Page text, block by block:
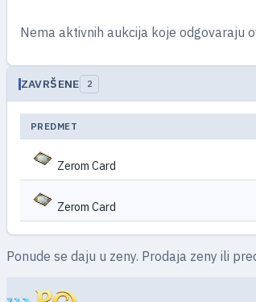
Nema aktivnih aukcija koje odgovaraju
ZAVRŠENE 2
PREDMET
Zerom Card
Zerom Card
Ponude se daju u zeny. Prodaja zeny ili